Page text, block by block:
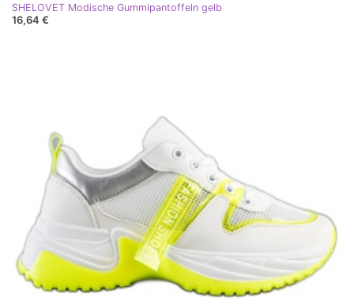
SHELOVET Modische Gummipantoffeln gelb
16,64 €